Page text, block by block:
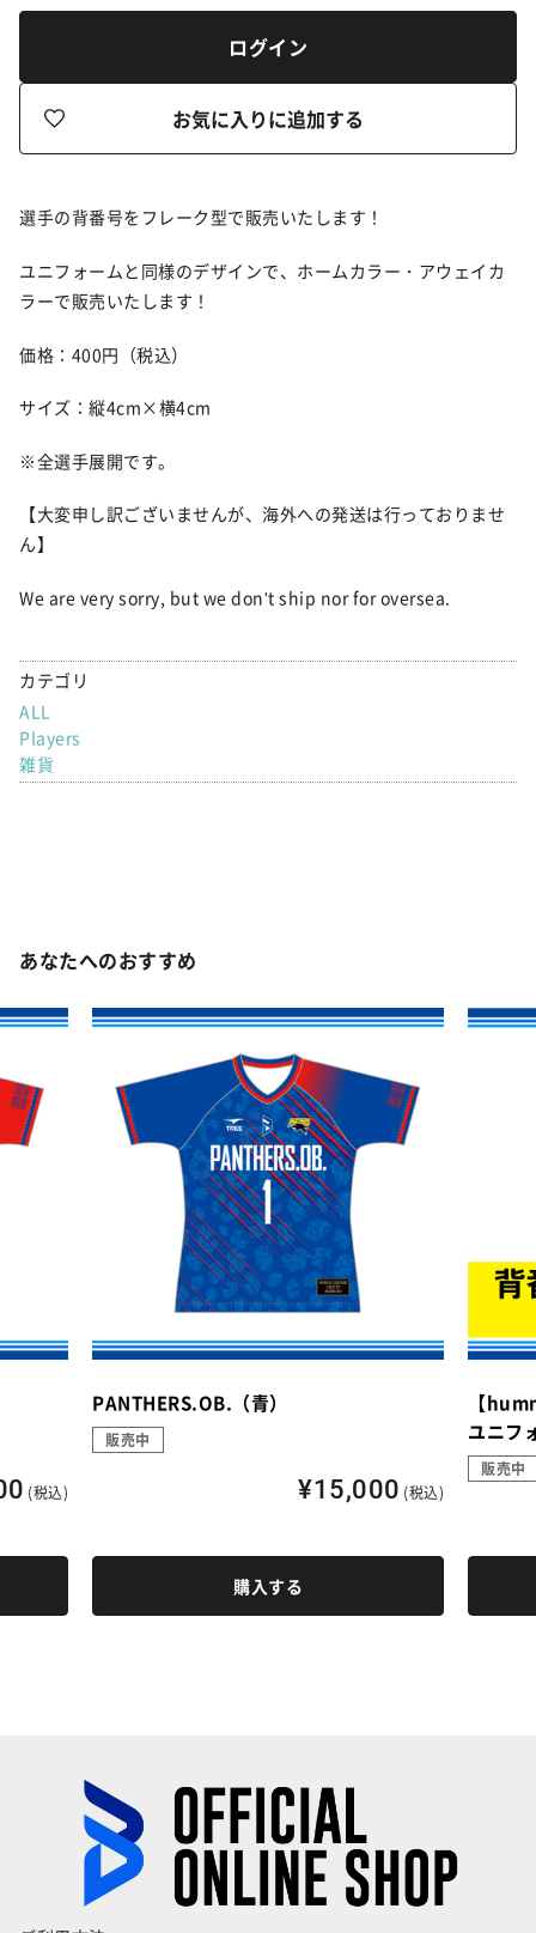
ログイン
お気に入りに追加する
選手の背番号をフレーク型で販売いたします！
ユニフォームと同様のデザインで、ホームカラー・アウェイカ
ラーで販売いたします！
価格：400円（税込）
サイズ：縦4cm×横4cm
※全選手展開です。
【大変申し訳ございませんが、海外への発送は行っておりませ
ん】
We are very sorry, but we don't ship nor for oversea.
カテゴリ
ALL
Players
雑貨
あなたへのおすすめ
(税込)
PANTHERS.OB.（青）
販売中
¥15,000 (税込)
購入する
【
ユニフ
販売中